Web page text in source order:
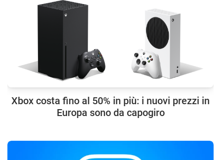
Xbox costa fino al 50% in più: i nuovi prezzi in
Europa sono da capogiro